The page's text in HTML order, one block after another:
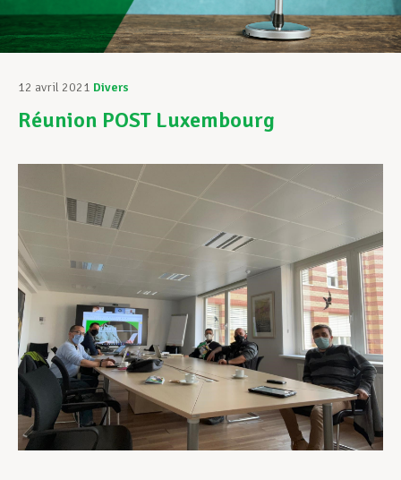
Assistance au Travail
Vos droits
Assistance en vie privée
Développement professionnel
Devenir Membre
Actualités
12 avril 2021 Divers
Réunion POST Luxembourg